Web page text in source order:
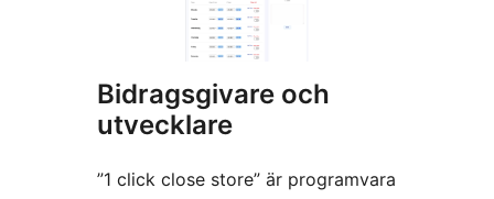
Bidragsgivare och
utvecklare
”1 click close store” är programvara